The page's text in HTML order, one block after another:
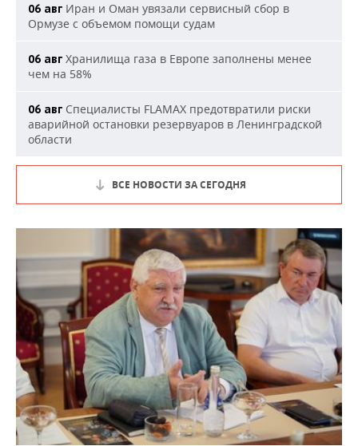
06 авг Иран и Оман увязали сервисный сбор в
Ормузе с объемом помощи судам
06 авг Хранилища газа в Европе заполнены менее
чем на 58%
06 авг Специалисты FLAMAX предотвратили риски
аварийной остановки резервуаров в Ленинградской
области
ВСЕ НОВОСТИ ЗА СЕГОДНЯ